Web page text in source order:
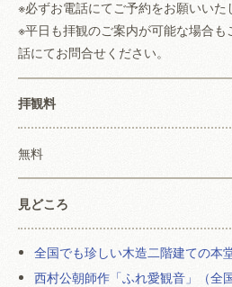
※必ずお電話にてご予約をお願いいた
※平日も拝観のご案内が可能な場合
話にてお問合せください。
拝観料
無料
見どころ
全国でも珍しい木造二階建ての本
西村公朝師作「ふれ愛観音」（全